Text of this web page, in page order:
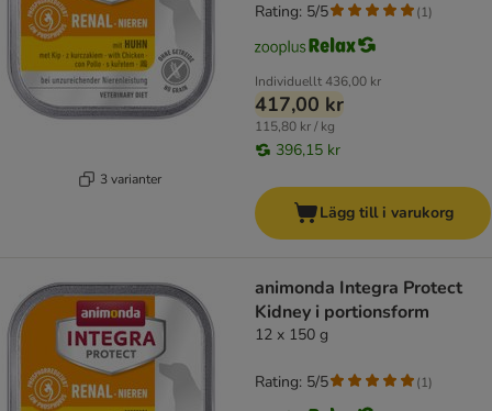
3 varianter
Individuellt436,00 kr
417,00 kr
115,80 kr / kg
396,15 kr
Rating: 5/5 (1)
Lägg till i varukorg
animonda Integra Protect
Kidney i portionsform
12 x 150 g
Rating: 5/5 (1)